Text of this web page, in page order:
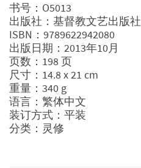
书号：O5013
出版社：基督教文艺出版社
ISBN：9789622942080
出版日期：2013年10月
页数：198 页
尺寸：14.8 x 21 cm
重量：340 g
语言：繁体中文
装订方式：平装
分类：灵修